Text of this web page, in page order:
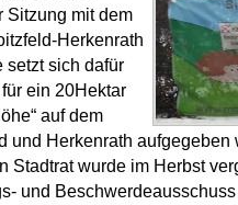
Sitzung mit dem
Herkenrath
setzt sich dafür
ein 20Hektar
auf dem
und Herkenrath aufgegeben
Stadtrat wurde im Herbst
und